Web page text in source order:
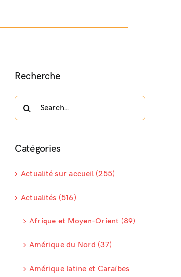
Recherche
Catégories
Actualité sur accueil (255)
Actualités (516)
Afrique et Moyen-Orient (89)
Amérique du Nord (37)
Amérique latine et Caraïbes